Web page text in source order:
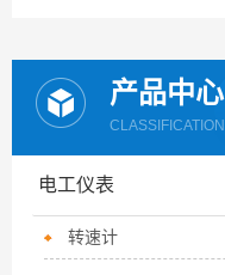
产品中心
CLASSIFICATION
电工仪表
转速计